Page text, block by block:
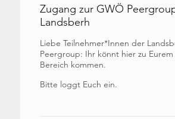
Zugang zur GWÖ
Landsberh
Liebe Teilnehmer*Innen der
Peergroup: Ihr könnt hier zu
Bereich kommen.
Bitte loggt Euch ein.